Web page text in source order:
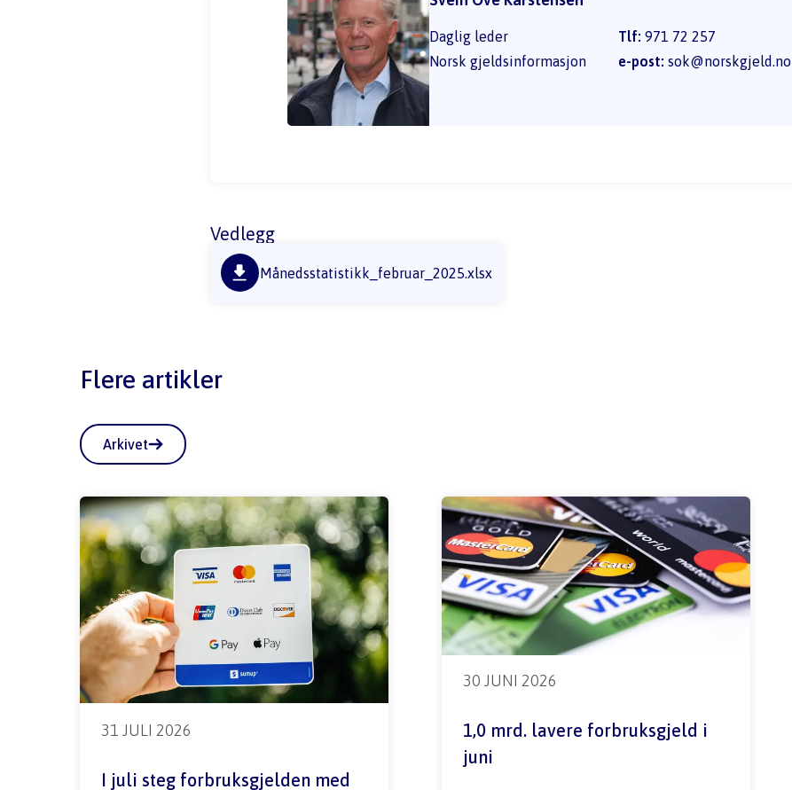
Daglig leder Tlf: 971 72 257
Norsk gjeldsinformasjon
e-post: sok@norskgjeld.no
Vedlegg
Månedsstatistikk_februar_2025.xlsx
Flere artikler
Arkivet
31 JULI 2026
I juli steg forbruksgjelden med
30 JUNI 2026
1,0 mrd. lavere forbruksgjeld i
juni